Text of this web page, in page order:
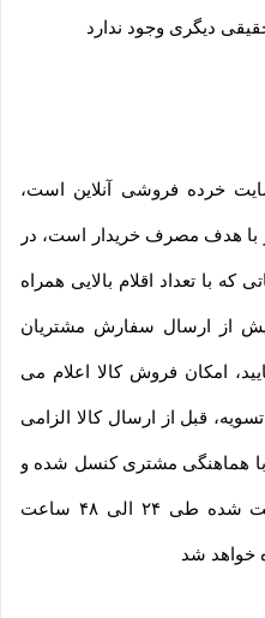
دیگری وجود ندارد
خرده‌ فروشی آنلاین است،
با هدف مصرف خریدار است، در
با تعداد اقلام بالایی همراه
از ارسال سفارش مشتریان
امکان فروش کالا اعلام می
قبل از ارسال کالا الزامی
هماهنگی مشتری کنسل شده و
در صورت واریز وجه، مبلغ پرداخت شده طی ۲۴ الی ۴۸ ساعت
خواهد شد